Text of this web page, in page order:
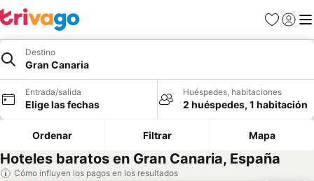
Favoritos
Iniciar
Destino
Gran Canaria
Entrada/salida
Elige las fechas
Huéspedes, habitaciones
2 huéspedes, 1 habitación
Ordenar Filtrar Mapa
Hoteles baratos en Gran Canaria, España
Cómo influyen los pagos en los resultados